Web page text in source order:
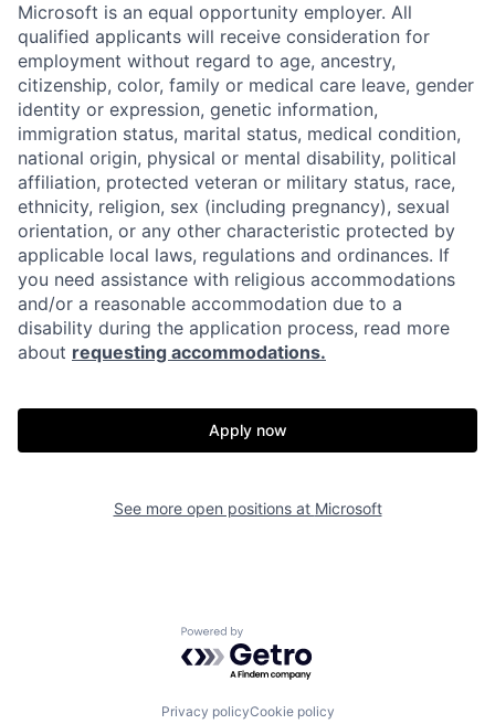
Microsoft is an equal opportunity employer. All
qualified applicants will receive consideration for
employment without regard to age, ancestry,
citizenship, color, family or medical care leave, gender
identity or expression, genetic information,
immigration status, marital status, medical condition,
national origin, physical or mental disability, political
affiliation, protected veteran or military status, race,
ethnicity, religion, sex (including pregnancy), sexual
orientation, or any other characteristic protected by
applicable local laws, regulations and ordinances. If
you need assistance with religious accommodations
and/or a reasonable accommodation due to a
disability during the application process, read more
about requesting accommodations.
Apply now
See more open positions at Microsoft
Powered by Getro.com
Privacy policyCookie policy